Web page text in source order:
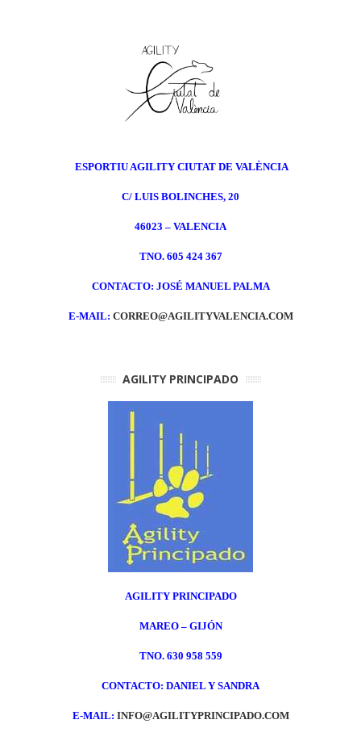
ESPORTIU AGILITY CIUTAT DE VALÈNCIA
C/ LUIS BOLINCHES, 20
46023 – VALENCIA
TNO. 605 424 367
CONTACTO: JOSÉ MANUEL PALMA
E-MAIL: CORREO@AGILITYVALENCIA.COM
AGILITY PRINCIPADO
AGILITY PRINCIPADO
MAREO – GIJÓN
TNO. 630 958 559
CONTACTO: DANIEL Y SANDRA
E-MAIL: INFO@AGILITYPRINCIPADO.COM